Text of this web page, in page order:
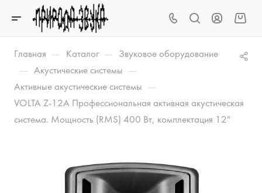
Главная — Каталог — Звуковое оборудование
— Акустические системы —
Активные акустические системы —
VOLTA Z-12A Профессиональная активная акустическая
система. Мощность (RMS) 400 Вт, комплектация 12"